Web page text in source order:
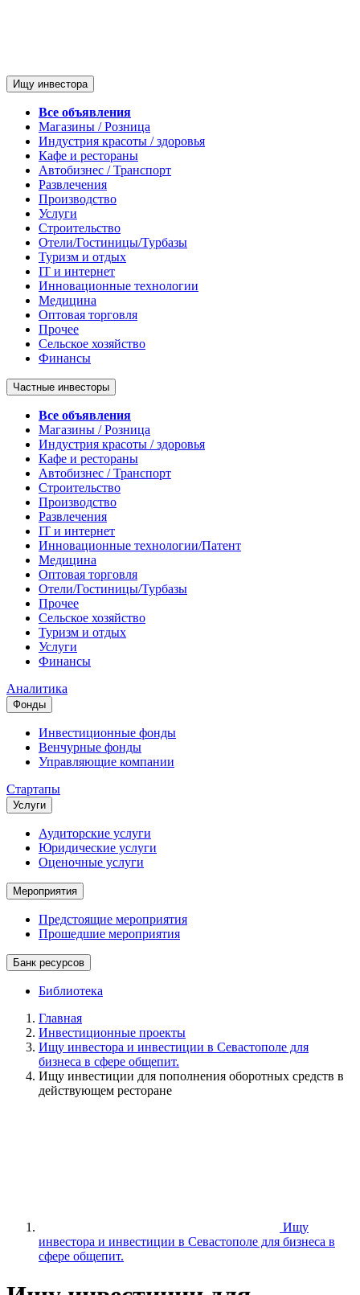
Ищу инвестора
Все объявления
Магазины / Розница
Индустрия красоты / здоровья
Кафе и рестораны
Автобизнес / Транспорт
Развлечения
Производство
Услуги
Строительство
Отели/Гостиницы/Турбазы
Туризм и отдых
IT и интернет
Инновационные технологии
Медицина
Оптовая торговля
Прочее
Сельское хозяйство
Финансы
Частные инвесторы
Все объявления
Магазины / Розница
Индустрия красоты / здоровья
Кафе и рестораны
Автобизнес / Транспорт
Строительство
Производство
Развлечения
IT и интернет
Инновационные технологии/Патент
Медицина
Оптовая торговля
Отели/Гостиницы/Турбазы
Прочее
Сельское хозяйство
Туризм и отдых
Услуги
Финансы
Аналитика
Фонды
Инвестиционные фонды
Венчурные фонды
Управляющие компании
Стартапы
Услуги
Аудиторские услуги
Юридические услуги
Оценочные услуги
Мероприятия
Предстоящие мероприятия
Прошедшие мероприятия
Банк ресурсов
Библиотека
Главная
Инвестиционные проекты
Ищу инвестора и инвестиции в Севастополе для
бизнеса в сфере общепит.
Ищу инвестиции для пополнения оборотных средств в
действующем ресторане
Ищу
инвестора и инвестиции в Севастополе для бизнеса в
сфере общепит.